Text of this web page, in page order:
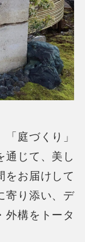
庭づくり」
通じて、美し
をお届けして
寄り添い、デ
外構をトータ